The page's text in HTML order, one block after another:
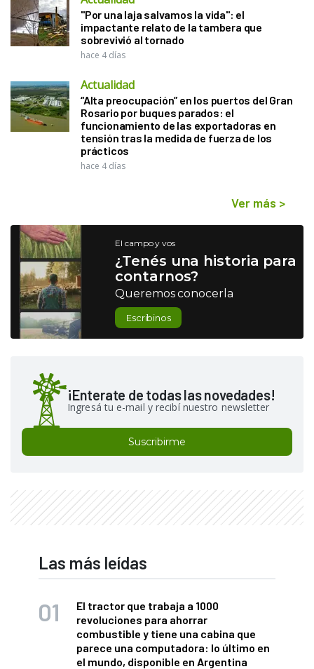
"Por una laja salvamos la vida": el
impactante relato de la tambera que
sobrevivió al tornado
hace 4 días
Actualidad
“Alta preocupación” en los puertos del Gran
Rosario por buques parados: el
funcionamiento de las exportadoras en
tensión tras la medida de fuerza de los
prácticos
hace 4 días
Ver más >
El campo y vos
¿Tenés una historia para
contarnos?
Queremos conocerla
Escribinos
¡Enterate de todas las novedades!
Ingresá tu e-mail y recibí nuestro newsletter
Suscribirme
Las más leídas
El tractor que trabaja a 1000
revoluciones para ahorrar
combustible y tiene una cabina que
parece una computadora: lo último en
el mundo, disponible en Argentina